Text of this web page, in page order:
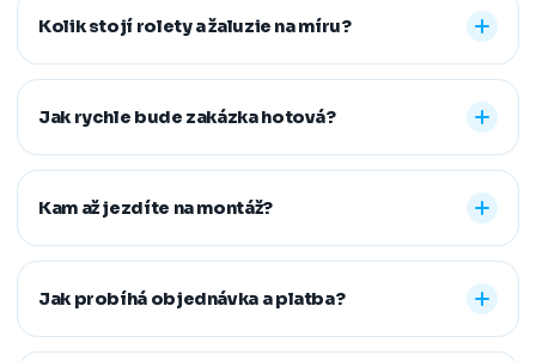
noc, plisé rolety, římské, látkové a termo rolety, vertikální,
dřevěné, bambusové i hliníkové žaluzie a sítě proti
hmyzu. Vyrobíme řešení pro běžná, střešní i atypická
Kolik stojí rolety a žaluzie na míru?
Konečná cena se odvíjí od zvoleného typu stínění a jeho
vodicích lišt, rozměru oken i vybrané látky či dekoru.
Přesnou cenovou nabídku vám připravíme zdarma.
Jak rychle bude zakázka hotová?
Standardní dodací lhůta je 7–14 pracovních dní od
zabere 1–2 hodiny, větší zakázky zvládneme během
jednoho dne. Pokud na termín spěcháte, vždy se snažíme
Kam až jezdíte na montáž?
Působíme především v Moravskoslezském,
Pardubickém a Zlínském kraji, na Vysočině a v Praze. V
rámci našeho regionu dopravu neúčtujeme, vzdálenější
Jak probíhá objednávka a platba?
Stačí nám zavolat, napsat nebo vyplnit nezávazný